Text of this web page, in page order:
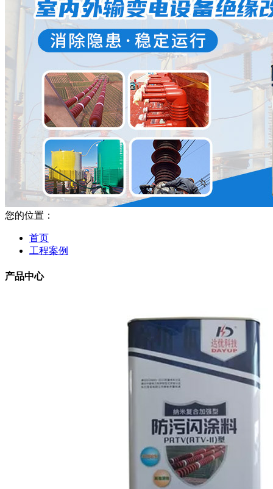
您的位置：
首页
工程案例
产品中心